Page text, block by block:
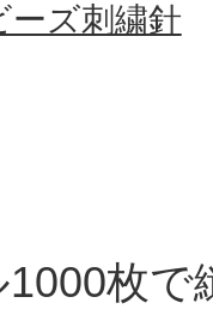
ーズ刺繍針
枚で